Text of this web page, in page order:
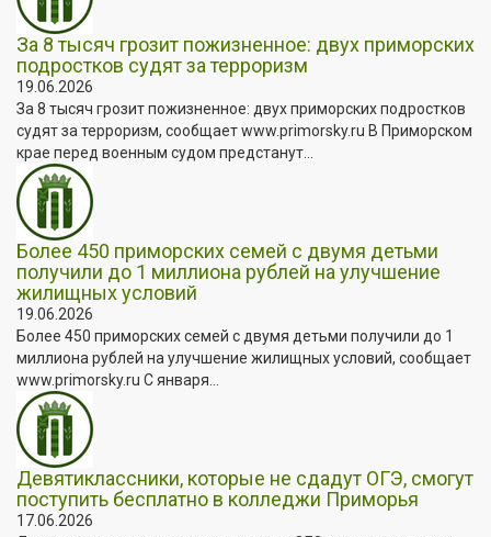
За 8 тысяч грозит пожизненное: двух приморских
подростков судят за терроризм
19.06.2026
За 8 тысяч грозит пожизненное: двух приморских подростков
судят за терроризм, сообщает www.primorsky.ru В Приморском
крае перед военным судом предстанут...
Более 450 приморских семей с двумя детьми
получили до 1 миллиона рублей на улучшение
жилищных условий
19.06.2026
Более 450 приморских семей с двумя детьми получили до 1
миллиона рублей на улучшение жилищных условий, сообщает
www.primorsky.ru С января...
Девятиклассники, которые не сдадут ОГЭ, смогут
поступить бесплатно в колледжи Приморья
17.06.2026